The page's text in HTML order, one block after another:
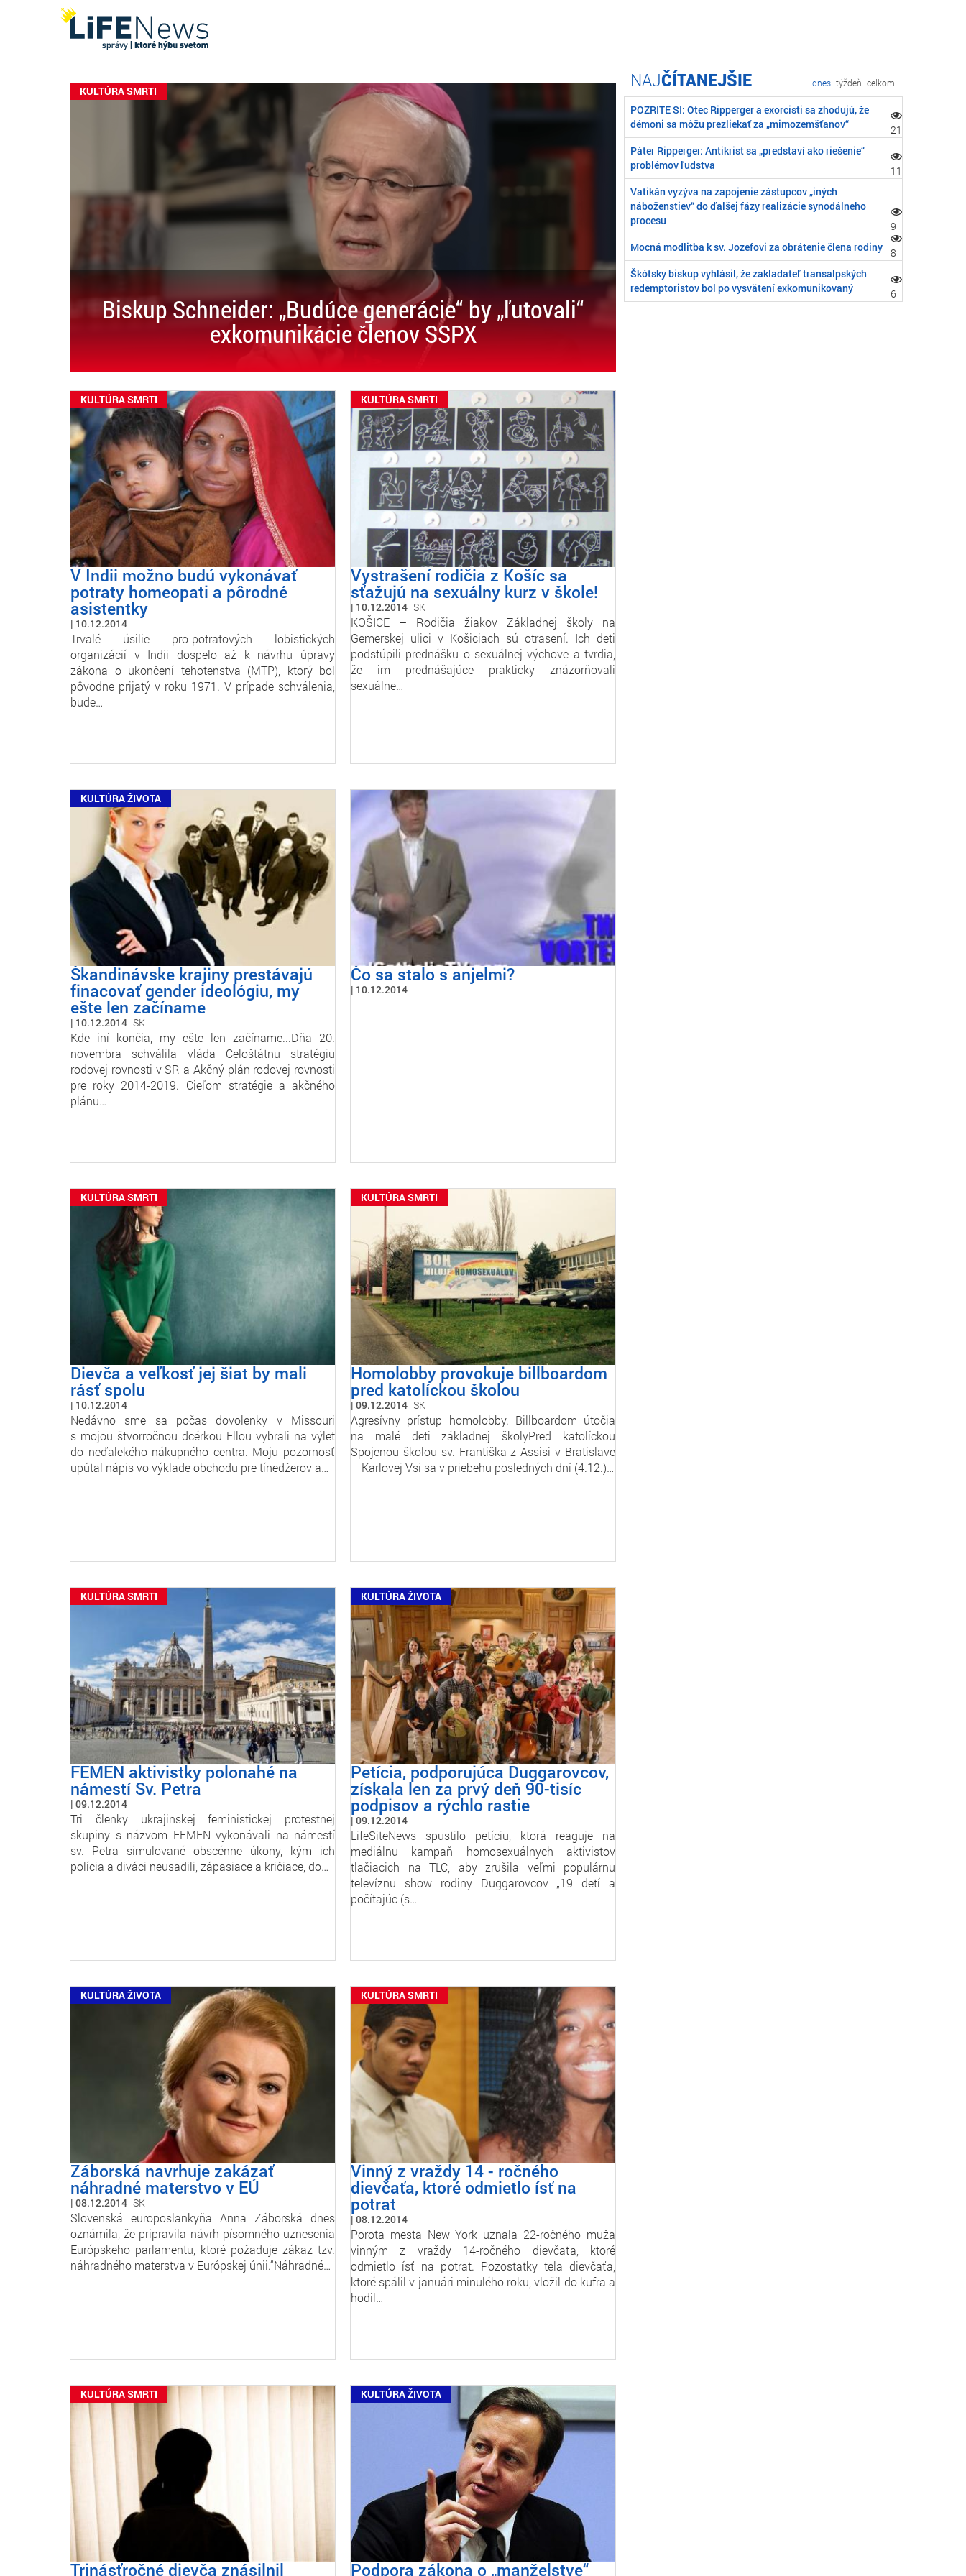
KULTÚRA SMRTI
Biskup Schneider: „Budúce generácie“ by „ľutovali“
exkomunikácie členov SSPX
KULTÚRA SMRTI
V Indii možno budú vykonávať
potraty homeopati a pôrodné
asistentky
10.12.2014
Trvalé úsilie pro-potratových lobistických
organizácií v Indii dospelo až k návrhu úpravy
zákona o ukončení tehotenstva (MTP), ktorý bol
pôvodne prijatý v roku 1971. V prípade schválenia,
bude…
KULTÚRA SMRTI
Vystrašení rodičia z Košíc sa
sťažujú na sexuálny kurz v škole!
10.12.2014 SK
KOŠICE – Rodičia žiakov Základnej školy na
Gemerskej ulici v Košiciach sú otrasení. Ich deti
podstúpili prednášku o sexuálnej výchove a tvrdia,
že im prednášajúce prakticky znázorňovali
sexuálne…
KULTÚRA ŽIVOTA
Škandinávske krajiny prestávajú
finacovať gender ideológiu, my
ešte len začíname
10.12.2014 SK
Kde iní končia, my ešte len začíname...Dňa 20.
novembra schválila vláda Celoštátnu stratégiu
rodovej rovnosti v SR a Akčný plán rodovej rovnosti
pre roky 2014-2019. Cieľom stratégie a akčného
plánu…
Čo sa stalo s anjelmi?
10.12.2014
KULTÚRA SMRTI
Dievča a veľkosť jej šiat by mali
rásť spolu
10.12.2014
Nedávno sme sa počas dovolenky v Missouri
s mojou štvorročnou dcérkou Ellou vybrali na výlet
do neďalekého nákupného centra. Moju pozornosť
upútal nápis vo výklade obchodu pre tínedžerov a…
KULTÚRA SMRTI
Homolobby provokuje billboardom
pred katolíckou školou
09.12.2014 SK
Agresívny prístup homolobby. Billboardom útočia
na malé deti základnej školyPred katolíckou
Spojenou školou sv. Františka z Assisi v Bratislave
– Karlovej Vsi sa v priebehu posledných dní (4.12.)…
KULTÚRA SMRTI
FEMEN aktivistky polonahé na
námestí Sv. Petra
09.12.2014
Tri členky ukrajinskej feministickej protestnej
skupiny s názvom FEMEN vykonávali na námestí
sv. Petra simulované obscénne úkony, kým ich
polícia a diváci neusadili, zápasiace a kričiace, do…
KULTÚRA ŽIVOTA
Petícia, podporujúca Duggarovcov,
získala len za prvý deň 90-tisíc
podpisov a rýchlo rastie
09.12.2014
LifeSiteNews spustilo petíciu, ktorá reaguje na
mediálnu kampaň homosexuálnych aktivistov
tlačiacich na TLC, aby zrušila veľmi populárnu
televíznu show rodiny Duggarovcov „19 detí a
počítajúc (s…
KULTÚRA ŽIVOTA
Záborská navrhuje zakázať
náhradné materstvo v EÚ
08.12.2014 SK
Slovenská europoslankyňa Anna Záborská dnes
oznámila, že pripravila návrh písomného uznesenia
Európskeho parlamentu, ktoré požaduje zákaz tzv.
náhradného materstva v Európskej únii.“Náhradné…
KULTÚRA SMRTI
Vinný z vraždy 14 - ročného
dievčaťa, ktoré odmietlo ísť na
potrat
08.12.2014
Porota mesta New York uznala 22-ročného muža
vinným z vraždy 14-ročného dievčaťa, ktoré
odmietlo ísť na potrat. Pozostatky tela dievčaťa,
ktoré spálil v januári minulého roku, vložil do kufra a
hodil…
KULTÚRA SMRTI
Trinásťročné dievča znásilnil
KULTÚRA ŽIVOTA
Podpora zákona o „manželstve“
ČÍTANEJŠIE dnes týždeň celkom
POZRITE SI: Otec Ripperger a exorcisti sa zhodujú, že
démoni sa môžu prezliekať za „mimozemšťanov“
21
Páter Ripperger: Antikrist sa „predstaví ako riešenie“
problémov ľudstva
11
Vatikán vyzýva na zapojenie zástupcov „iných
náboženstiev“ do ďalšej fázy realizácie synodálneho
procesu
9
Mocná modlitba k sv. Jozefovi za obrátenie člena rodiny 8
Škótsky biskup vyhlásil, že zakladateľ transalpských
redemptoristov bol po vysvätení exkomunikovaný
6